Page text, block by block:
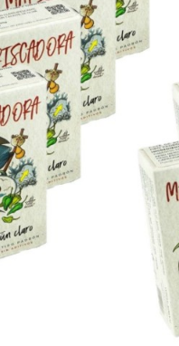
Céréales
Légumes
Pâtes